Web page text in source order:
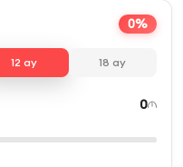
0%
12 ay 18 ay
0